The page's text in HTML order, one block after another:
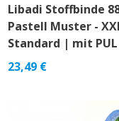
Libadi Stoffbinde
Pastell Muster -
Standard | mit PUL
23,49 €